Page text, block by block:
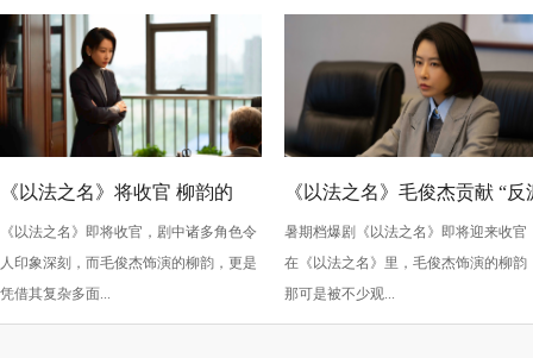
《以法之名》将收官 柳韵的
“蠢” 让毛俊杰重回巅峰
《以法之名》即将收官，剧中诸多角色令
人印象深刻，而毛俊杰饰演的柳韵，更是
凭借其复杂多面...
《以法之名》毛俊杰贡献 “反
级” 演技？柳韵的 “蠢” 是表演
的胜利！
暑期档爆剧《以法之名》即将迎来收官
在《以法之名》里，毛俊杰饰演的柳韵
那可是被不少观...